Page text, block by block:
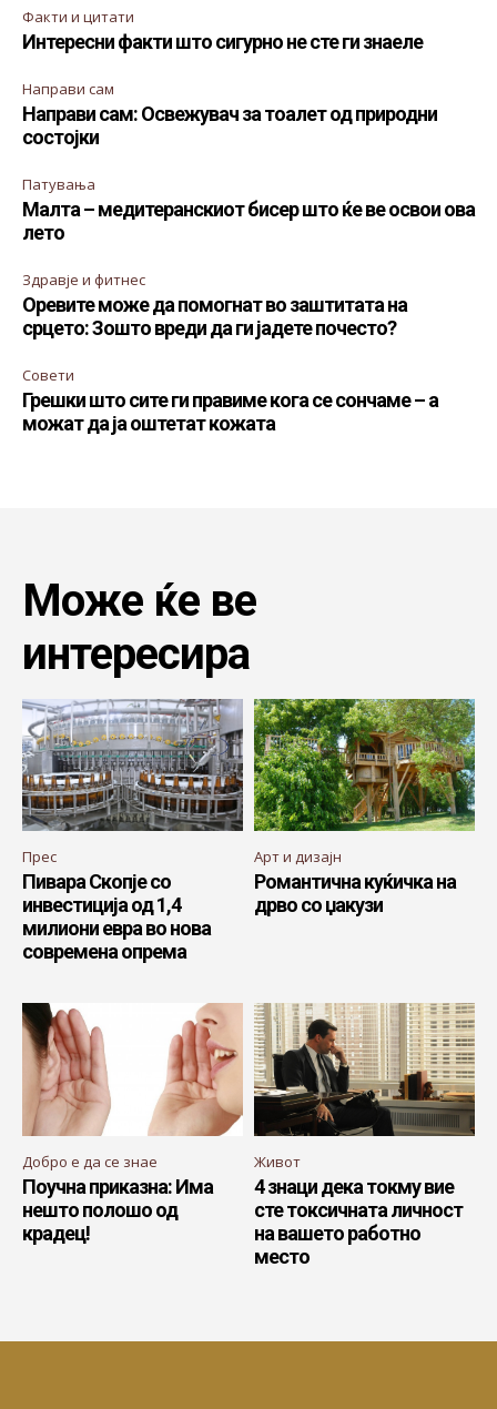
Факти и цитати
Интересни факти што сигурно не сте ги знаеле
Направи сам
Направи сам: Освежувач за тоалет од природни
состојки
Патувања
Малта – медитеранскиот бисер што ќе ве освои ова
лето
Здравје и фитнес
Оревите може да помогнат во заштитата на
срцето: Зошто вреди да ги јадете почесто?
Совети
Грешки што сите ги правиме кога се сончаме – а
можат да ја оштетат кожата
Може ќе ве
интересира
Прес
Пивара Скопје со
инвестиција од 1,4
милиони евра во нова
современа опрема
Арт и дизајн
Романтична куќичка на
дрво со џакузи
Добро е да се знае
Поучна приказна: Има
нешто полошо од
крадец!
Живот
4 знаци дека токму вие
сте токсичната личност
на вашето работно
место